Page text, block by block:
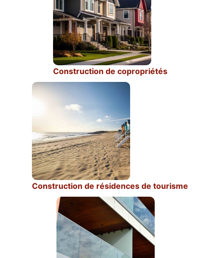
Construction de copropriétés
Construction de résidences de tourisme